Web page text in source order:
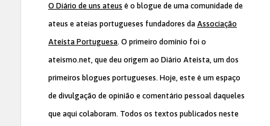
O Diário de uns ateus é o blogue de uma comunidade de
ateus e ateias portugueses fundadores da Associação
Ateísta Portuguesa. O primeiro domínio foi o
ateismo.net, que deu origem ao Diário Ateísta, um dos
primeiros blogues portugueses. Hoje, este é um espaço
de divulgação de opinião e comentário pessoal daqueles
que aqui colaboram. Todos os textos publicados neste